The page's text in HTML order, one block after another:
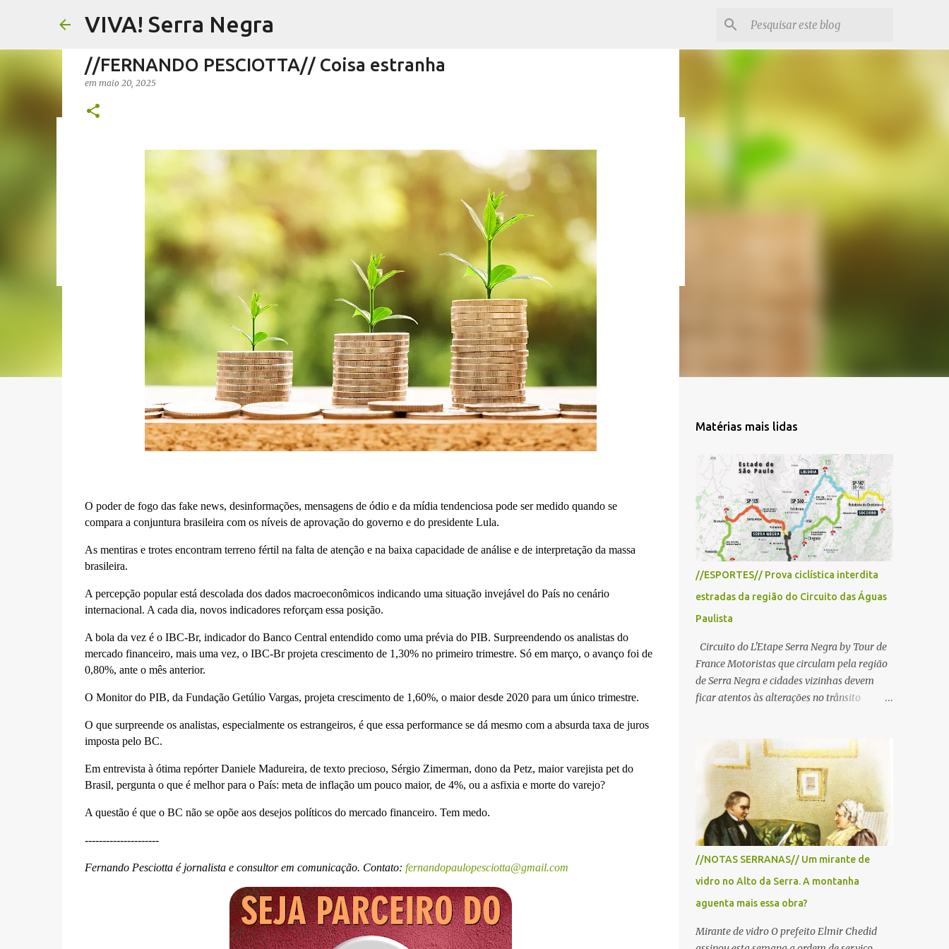
VIVA! Serra Negra
//FERNANDO PESCIOTTA// Encurtando caminho
FERNANDO PESCIOTTA
//FERNANDO PESCIOTTA// Coisa estranha
em maio 20, 2025
O poder de fogo das fake news, desinformações, mensagens de ódio e da mídia tendenciosa pode ser medido quando se
compara a conjuntura brasileira com os níveis de aprovação do governo e do presidente Lula.
As mentiras e trotes encontram terreno fértil na falta de atenção e na baixa capacidade de análise e de interpretação da massa
brasileira.
A percepção popular está descolada dos dados macroeconômicos indicando uma situação invejável do País no cenário
internacional. A cada dia, novos indicadores reforçam essa posição.
A bola da vez é o IBC-Br, indicador do Banco Central entendido como uma prévia do PIB. Surpreendendo os analistas do
mercado financeiro, mais uma vez, o IBC-Br projeta crescimento de 1,30% no primeiro trimestre. Só em março, o avanço foi de
0,80%, ante o mês anterior.
O Monitor do PIB, da Fundação Getúlio Vargas, projeta crescimento de 1,60%, o maior desde 2020 para um único trimestre.
O que surpreende os analistas, especialmente os estrangeiros, é que essa performance se dá mesmo com a absurda taxa de juros
imposta pelo BC.
Em entrevista à ótima repórter Daniele Madureira, de texto precioso, Sérgio Zimerman, dono da Petz, maior varejista pet do
Brasil, pergunta o que é melhor para o País: meta de inflação um pouco maior, de 4%, ou a asfixia e morte do varejo?
A questão é que o BC não se opõe aos desejos políticos do mercado financeiro. Tem medo.
---------------------
Fernando Pesciotta é jornalista e consultor em comunicação. Contato: fernandopaulopesciotta@gmail.com
Matérias mais lidas
//ESPORTES// Prova ciclística interdita
estradas da região do Circuito das Águas
Paulista
Circuito do L'Etape Serra Negra by Tour de
France Motoristas que circulam pela região
de Serra Negra e cidades vizinhas devem
ficar atentos às alterações no trânsito
realização do L'Étape Serra Negra by Tour
de France presented by Nubank.
Considerado o principal circuito de ciclismo
amador da América Latina, o evento reunirá
atletas de diferentes regiões do país e terá
percursos passando pelos municípios de
Serra Negra, Amparo, Monte Alegre do Sul,
Lindoia e Socorro. Para garantir a segurança
dos participantes e do público, diversos
trechos de rodovias e estradas da região
longo da prova. A largada será na Rua
//NOTAS SERRANAS// Um mirante de
vidro no Alto da Serra. A montanha
aguenta mais essa obra?
Mirante de vidro O prefeito Elmir Chedid